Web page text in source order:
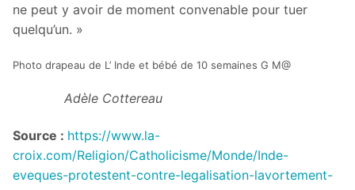
ne peut y avoir de moment convenable pour tuer
quelqu’un. »
Photo drapeau de L’ Inde et bébé de 10 semaines G M@
Adèle Cottereau
Source : https://www.la-
croix.com/Religion/Catholicisme/Monde/Inde-
eveques-protestent-contre-legalisation-lavortement-